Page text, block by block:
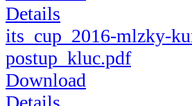
Details
its_cup_2016-mlzky-
postup_kluc.pdf
Download